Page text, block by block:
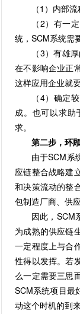
（1）内部
（2）有一
统，SCM系统需
（3）有雄
在不影响企业正
这样应用企业就
（4）确定
成。也可以求助
求。
第二步，环
由于SCM系
应链整合战略建
和决策流动的整
包制造厂商、供
因此，SCM
为成熟的供应链
一定程度上与合
性得以发挥。若
么一定需要三思
SCM系统项目最
动这个时机的到来